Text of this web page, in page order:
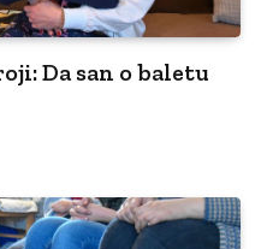
Da san o baletu